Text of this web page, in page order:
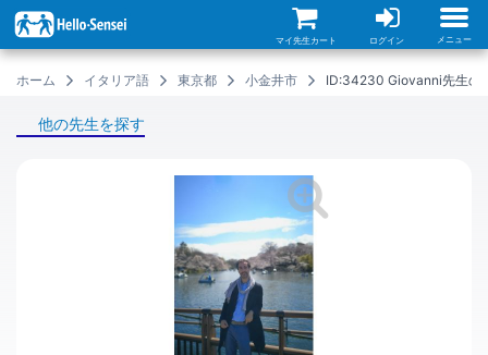
イ
ン
コ
マイ先生カート ログイン メニュー
ホーム イタリア語 東京都 小金井市 ID:34230 Giovanni先生の
他の先生を探す